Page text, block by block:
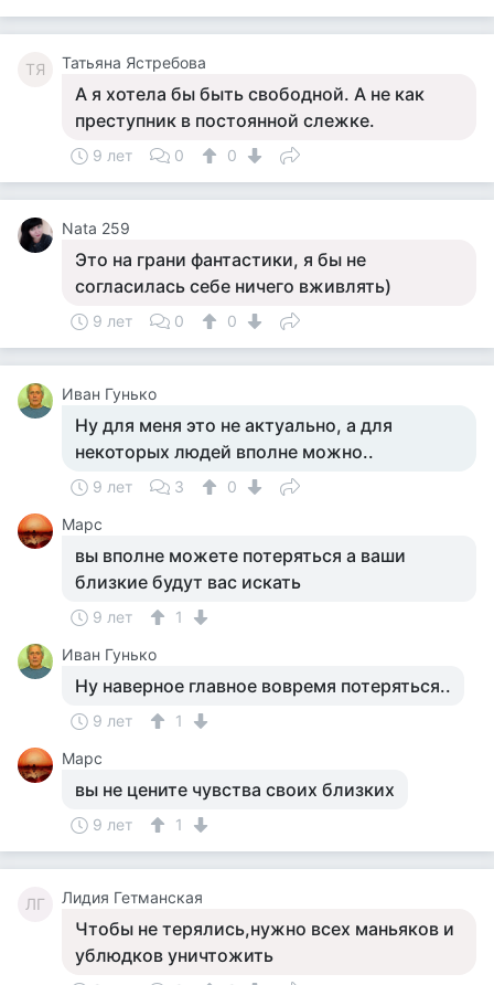
ТЯ Татьяна Ястребова
А я хотела бы быть свободной. А не как
преступник в постоянной слежке.
9 лет 0 0
Nata 259
Это на грани фантастики, я бы не
согласилась себе ничего вживлять)
9 лет 0 0
Иван Гунько
Ну для меня это не актуально, а для
некоторых людей вполне можно..
9 лет 3
0
Марс
вы вполне можете потеряться а ваши
близкие будут вас искать
9 лет
1
Иван Гунько
Ну наверное главное вовремя потеряться..
9 лет
1
Марс
вы не цените чувства своих близких
9 лет 1
ЛГ Лидия Гетманская
Чтобы не терялись,нужно всех маньяков и
ублюдков уничтожить